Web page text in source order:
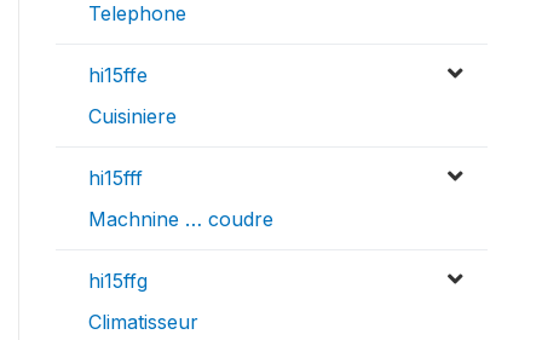
Telephone
hi15ffe
Cuisiniere
hi15fff
Machnine … coudre
hi15ffg
Climatisseur